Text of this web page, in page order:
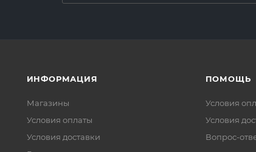
ИНФОРМАЦИЯ
Магазины
Условия оплаты
Условия доставки
ПОМОЩЬ
Условия
Условия
Вопрос-